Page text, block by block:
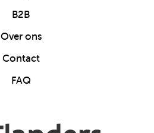
B2B
Over ons
Contact
FAQ